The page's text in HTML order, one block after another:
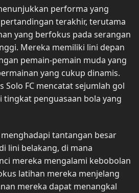
performa yang
terakhir, terutama
yang berfokus pada serangan
Mereka memiliki lini depan
pemain-pemain muda yang
yang cukup dinamis.
Solo FC mencatat sejumlah gol
penguasaan bola yang
tantangan besar
lini belakang, di mana
mereka mengalami kebobolan
latihan mereka menjelang
mereka dapat menangkal